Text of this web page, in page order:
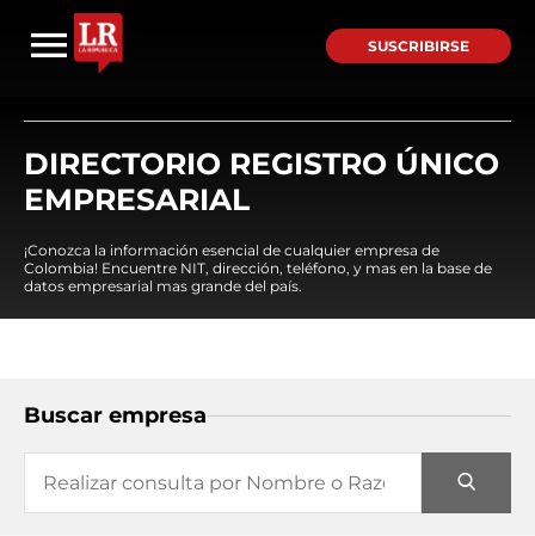
SUSCRIBIRSE
DIRECTORIO REGISTRO ÚNICO
EMPRESARIAL
¡Conozca la información esencial de cualquier empresa de
Colombia! Encuentre NIT, dirección, teléfono, y mas en la base de
datos empresarial mas grande del país.
Buscar empresa